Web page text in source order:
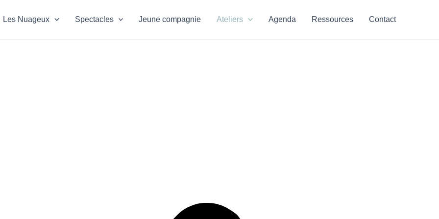
Les Nuageux Spectacles Jeune compagnie Ateliers Agenda Ressources Contact